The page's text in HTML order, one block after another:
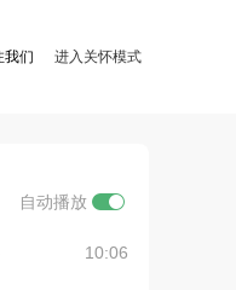
我们 进入关怀模式
自动播放
10:06